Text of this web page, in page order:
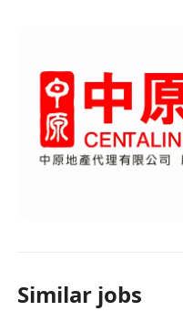
而家團隊擴充，歡迎有抱
限佣金，開單另有各
得幾多，唔限制收入天花板。 2. 零
公司提供全套免費培
程、豪宅知識、買賣
業經理，憑業績就可
Similar jobs